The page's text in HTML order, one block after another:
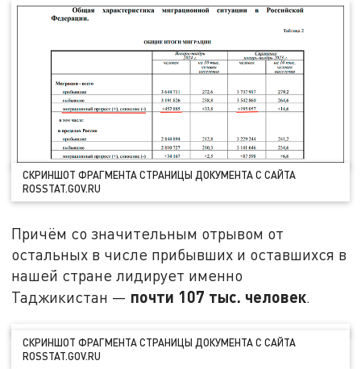
СКРИНШОТ ФРАГМЕНТА СТРАНИЦЫ ДОКУМЕНТА С САЙТА
ROSSTAT.GOV.RU
Причём со значительным отрывом от
остальных в числе прибывших и оставшихся в
нашей стране лидирует именно
Таджикистан — почти 107 тыс. человек.
СКРИНШОТ ФРАГМЕНТА СТРАНИЦЫ ДОКУМЕНТА С САЙТА
ROSSTAT.GOV.RU